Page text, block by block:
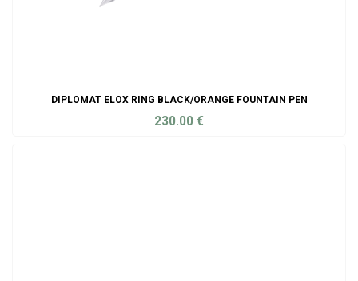
DIPLOMAT ELOX RING BLACK/ORANGE FOUNTAIN PEN
230.00 €